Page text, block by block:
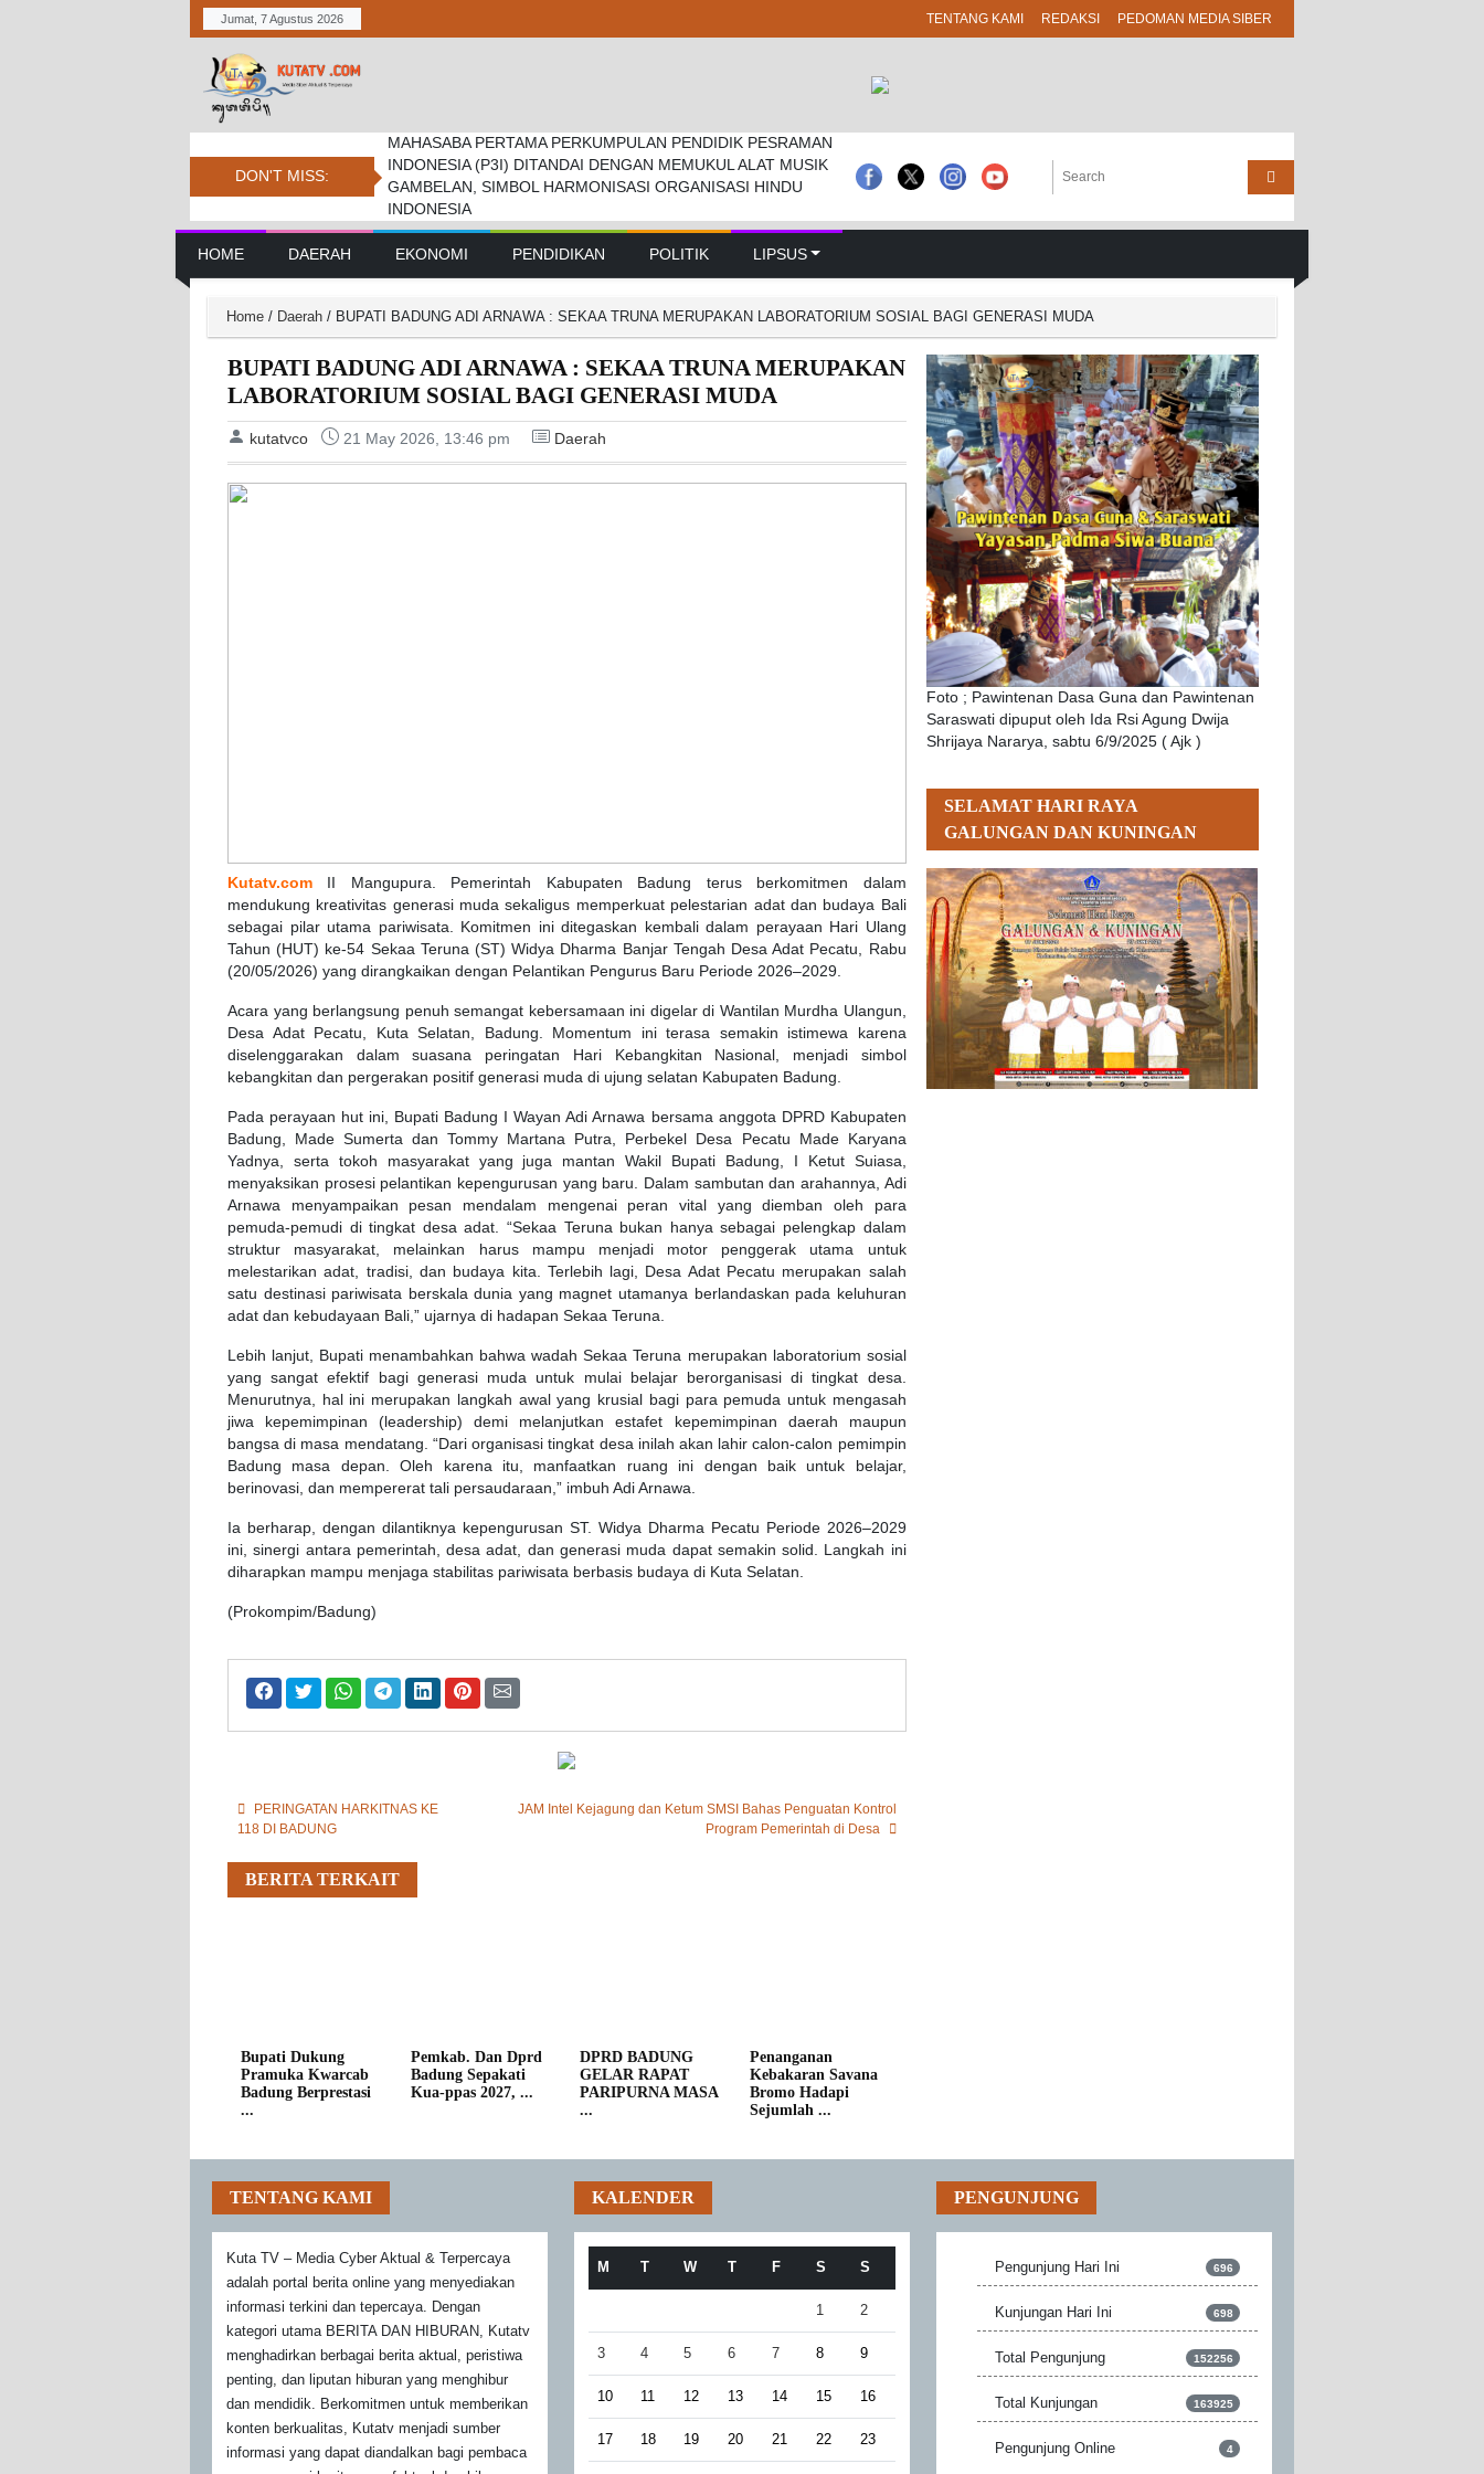
Jumat, 7 Agustus 2026 TENTANG KAMI REDAKSI PEDOMAN MEDIA SIBER
DON'T MISS:
MAHASABA PERTAMA PERKUMPULAN PENDIDIK PESRAMAN
INDONESIA (P3I) DITANDAI DENGAN MEMUKUL ALAT MUSIK
GAMBELAN, SIMBOL HARMONISASI ORGANISASI HINDU
INDONESIA
Bupati Dukung Pramuka Kwarcab Badung Berprestasi Di
Jambore Nasional
Pemkab. Dan Dprd Badung Sepakati Kua-ppas 2027, Belanja
Daerah Tembus Rp 14,2 Triliun
Main Navigation
HOME DAERAH EKONOMI PENDIDIKAN POLITIK LIPSUS
Home / Daerah / BUPATI BADUNG ADI ARNAWA : SEKAA TRUNA MERUPAKAN LABORATORIUM SOSIAL BAGI GENERASI MUDA
BUPATI BADUNG ADI ARNAWA : SEKAA TRUNA MERUPAKAN
LABORATORIUM SOSIAL BAGI GENERASI MUDA
kutatvco 21 May 2026, 13:46 pm Daerah
Kutatv.com II Mangupura. Pemerintah Kabupaten Badung terus berkomitmen dalam
mendukung kreativitas generasi muda sekaligus memperkuat pelestarian adat dan budaya Bali
sebagai pilar utama pariwisata. Komitmen ini ditegaskan kembali dalam perayaan Hari Ulang
Tahun (HUT) ke-54 Sekaa Teruna (ST) Widya Dharma Banjar Tengah Desa Adat Pecatu, Rabu
(20/05/2026) yang dirangkaikan dengan Pelantikan Pengurus Baru Periode 2026–2029.
Acara yang berlangsung penuh semangat kebersamaan ini digelar di Wantilan Murdha Ulangun,
Desa Adat Pecatu, Kuta Selatan, Badung. Momentum ini terasa semakin istimewa karena
diselenggarakan dalam suasana peringatan Hari Kebangkitan Nasional, menjadi simbol
kebangkitan dan pergerakan positif generasi muda di ujung selatan Kabupaten Badung.
Pada perayaan hut ini, Bupati Badung I Wayan Adi Arnawa bersama anggota DPRD Kabupaten
Badung, Made Sumerta dan Tommy Martana Putra, Perbekel Desa Pecatu Made Karyana
Yadnya, serta tokoh masyarakat yang juga mantan Wakil Bupati Badung, I Ketut Suiasa,
menyaksikan prosesi pelantikan kepengurusan yang baru. Dalam sambutan dan arahannya, Adi
Arnawa menyampaikan pesan mendalam mengenai peran vital yang diemban oleh para
pemuda-pemudi di tingkat desa adat. “Sekaa Teruna bukan hanya sebagai pelengkap dalam
struktur masyarakat, melainkan harus mampu menjadi motor penggerak utama untuk
melestarikan adat, tradisi, dan budaya kita. Terlebih lagi, Desa Adat Pecatu merupakan salah
satu destinasi pariwisata berskala dunia yang magnet utamanya berlandaskan pada keluhuran
adat dan kebudayaan Bali,” ujarnya di hadapan Sekaa Teruna.
Lebih lanjut, Bupati menambahkan bahwa wadah Sekaa Teruna merupakan laboratorium sosial
yang sangat efektif bagi generasi muda untuk mulai belajar berorganisasi di tingkat desa.
Menurutnya, hal ini merupakan langkah awal yang krusial bagi para pemuda untuk mengasah
jiwa kepemimpinan (leadership) demi melanjutkan estafet kepemimpinan daerah maupun
bangsa di masa mendatang. “Dari organisasi tingkat desa inilah akan lahir calon-calon pemimpin
Badung masa depan. Oleh karena itu, manfaatkan ruang ini dengan baik untuk belajar,
berinovasi, dan mempererat tali persaudaraan,” imbuh Adi Arnawa.
Ia berharap, dengan dilantiknya kepengurusan ST. Widya Dharma Pecatu Periode 2026–2029
ini, sinergi antara pemerintah, desa adat, dan generasi muda dapat semakin solid. Langkah ini
diharapkan mampu menjaga stabilitas pariwisata berbasis budaya di Kuta Selatan.
(Prokompim/Badung)
PERINGATAN HARKITNAS KE
118 DI BADUNG
JAM Intel Kejagung dan Ketum SMSI Bahas Penguatan Kontrol
Program Pemerintah di Desa
BERITA TERKAIT
Bupati Dukung
Pramuka Kwarcab
Badung Berprestasi
...
Pemkab. Dan Dprd
Badung Sepakati
Kua-ppas 2027, ...
DPRD BADUNG
GELAR RAPAT
PARIPURNA MASA
...
Penanganan
Kebakaran Savana
Bromo Hadapi
Sejumlah ...
Foto ; Pawintenan Dasa Guna dan Pawintenan
Saraswati dipuput oleh Ida Rsi Agung Dwija
Shrijaya Nararya, sabtu 6/9/2025 ( Ajk )
SELAMAT HARI RAYA
GALUNGAN DAN KUNINGAN
TENTANG KAMI
Kuta TV – Media Cyber Aktual & Terpercaya
adalah portal berita online yang menyediakan
informasi terkini dan tepercaya. Dengan
kategori utama BERITA DAN HIBURAN, Kutatv
menghadirkan berbagai berita aktual, peristiwa
penting, dan liputan hiburan yang menghibur
dan mendidik. Berkomitmen untuk memberikan
konten berkualitas, Kutatv menjadi sumber
informasi yang dapat diandalkan bagi pembaca
KALENDER
M T W T F S S
1 2
3 4 5 6 7 8 9
10 11 12 13 14 15 16
17 18 19 20 21 22 23
PENGUNJUNG
Pengunjung Hari Ini 696
Kunjungan Hari Ini 698
Total Pengunjung 152256
Total Kunjungan 163925
Pengunjung Online 4